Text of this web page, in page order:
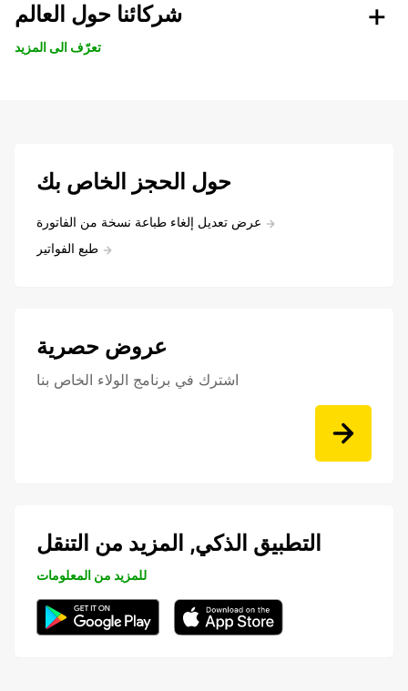
شركائنا حول العالم
تعرّف الى المزيد
حول الحجز الخاص بك
عرض تعديل إلغاء طباعة نسخة من الفاتورة
طبع الفواتير
عروض حصرية
اشترك في برنامج الولاء الخاص بنا
التطبيق الذكي, المزيد من التنقل
للمزيد من المعلومات